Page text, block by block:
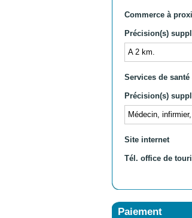
Commerce à
Précision(s)
A 2 km.
Services de
Précision(s)
Médecin,
Site internet
Tél. office de
Paiement